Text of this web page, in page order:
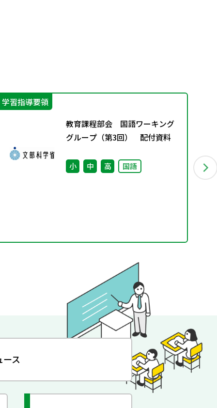
学習指導要領
教育課程部会 国語ワーキング
グループ（第3回） 配付資料
小 中 高 国語
ース